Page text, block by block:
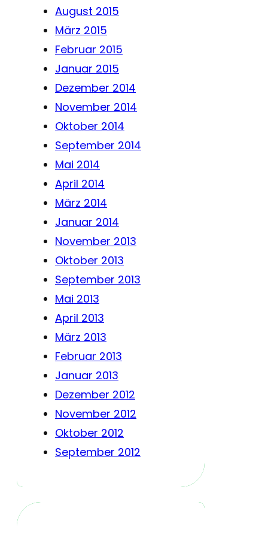
August 2015
März 2015
Februar 2015
Januar 2015
Dezember 2014
November 2014
Oktober 2014
September 2014
Mai 2014
April 2014
März 2014
Januar 2014
November 2013
Oktober 2013
September 2013
Mai 2013
April 2013
März 2013
Februar 2013
Januar 2013
Dezember 2012
November 2012
Oktober 2012
September 2012